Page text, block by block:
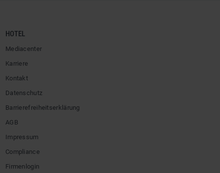
HOTEL
Mediacenter
Karriere
Kontakt
Datenschutz
Barrierefreiheitserklärung
AGB
Impressum
Compliance
Firmenlogin